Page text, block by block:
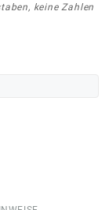
keine Zahlen